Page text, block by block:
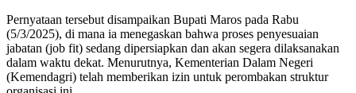
Pernyataan tersebut disampaikan Bupati Maros pada Rabu
(5/3/2025), di mana ia menegaskan bahwa proses penyesuaian
jabatan (job fit) sedang dipersiapkan dan akan segera dilaksanakan
dalam waktu dekat. Menurutnya, Kementerian Dalam Negeri
(Kemendagri) telah memberikan izin untuk perombakan struktur